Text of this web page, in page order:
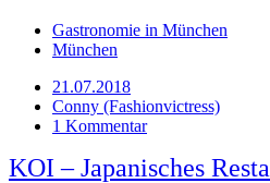
Gastronomie in München
München
21.07.2018
Conny (Fashionvictress)
1 Kommentar
KOI – Japanisches